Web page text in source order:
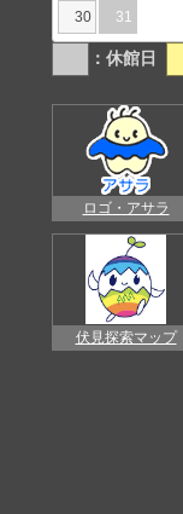
30 31
：休館日
ロゴ・アサラ
伏見探索マップ